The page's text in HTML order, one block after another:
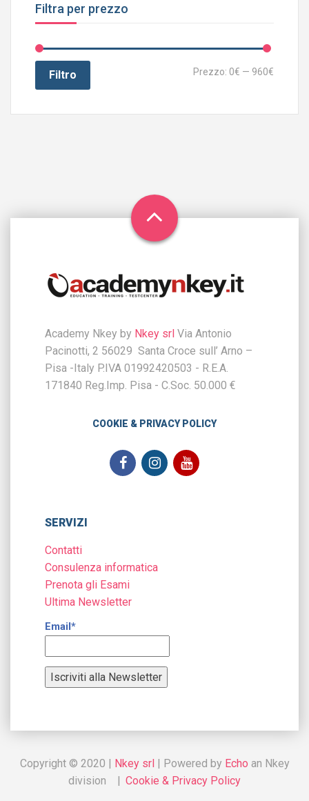
Filtra per prezzo
Filtro Prezzo: 0€ — 960€
Academy Nkey by Nkey srl Via Antonio
Pacinotti, 2 56029 Santa Croce sull’ Arno –
Pisa -Italy P.IVA 01992420503 - R.E.A.
171840 Reg.Imp. Pisa - C.Soc. 50.000 €
COOKIE & PRIVACY POLICY
SERVIZI
Contatti
Consulenza informatica
Prenota gli Esami
Ultima Newsletter
Email*
Copyright © 2020 | Nkey srl| Powered by Echo an Nkey
division | Cookie & Privacy Policy